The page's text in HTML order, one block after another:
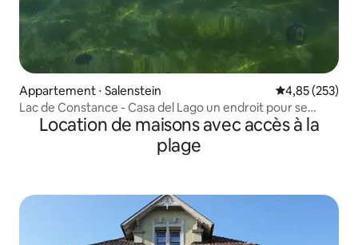
Appartement ⋅ Salenstein Évaluation
4,85 (253)
Lac de Constance - Casa del Lago un endroit pour se
détendre.
Location de maisons avec accès à la
plage